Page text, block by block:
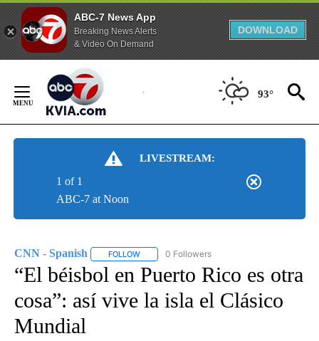
ABC-7 News App
Breaking News Alerts
& Video On Demand
DOWNLOAD
Content
93°
LIVESTREAM:
ABC-7 at Noon
1 of 1
CNN - Spanish FOLLOW FOLLOW "CNN - SPANISH" TO RECEIVE
0 Followers
“El béisbol en Puerto Rico es otra
cosa”: así vive la isla el Clásico
Mundial